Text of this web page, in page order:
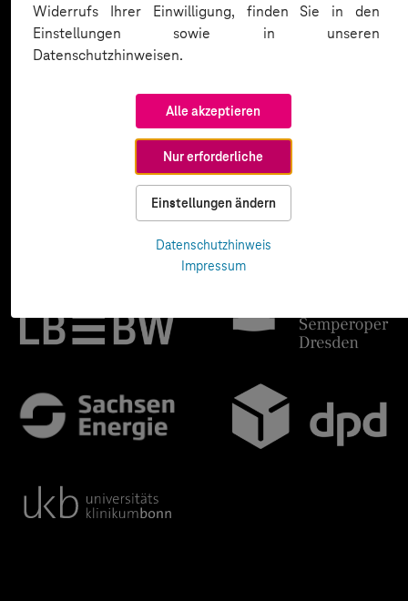
Widerrufs Ihrer Einwilligung, finden Sie in den
Einstellungen sowie in unseren
Datenschutzhinweisen.
Alle akzeptieren
Nur erforderliche
Einstellungen ändern
Datenschutzhinweis
Impressum